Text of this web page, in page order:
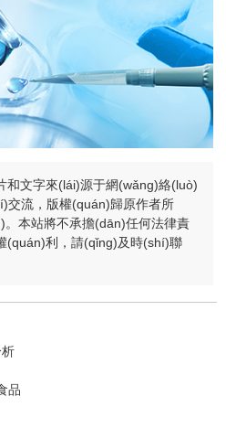
和文字來(lái)源于網(wǎng)絡(luò)
交流，版權(quán)歸原作者所
。本站將不承擔(dān)任何法律責
(quán)利，請(qǐng)及時(shí)聯
品